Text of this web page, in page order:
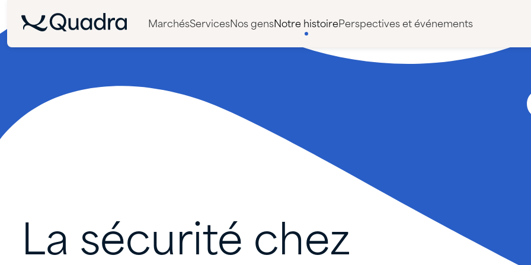
MarchésServicesNos gensNotre histoirePerspectives et événements
La sécurité chez